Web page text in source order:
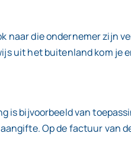
naar die ondernemer zijn
uit het buitenland kom je
is bijvoorbeeld van
Op de factuur van